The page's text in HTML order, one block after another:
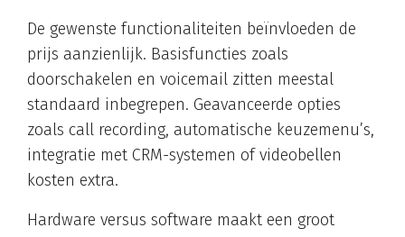
De gewenste functionaliteiten beïnvloeden de
prijs aanzienlijk. Basisfuncties zoals
doorschakelen en voicemail zitten meestal
standaard inbegrepen. Geavanceerde opties
zoals call recording, automatische keuzemenu’s,
integratie met CRM-systemen of videobellen
kosten extra.
Hardware versus software maakt een groot